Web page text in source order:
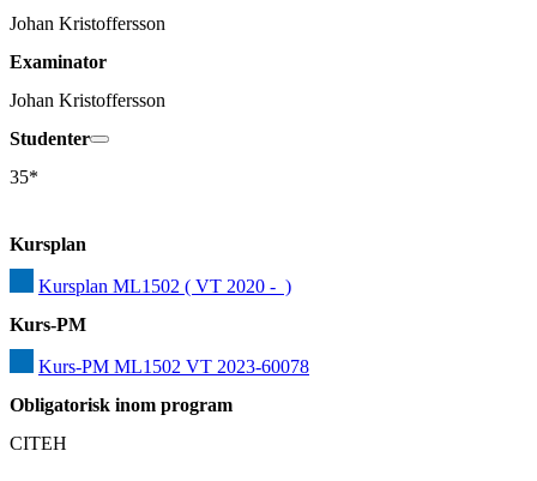
Johan Kristoffersson
Examinator
Johan Kristoffersson
Studenter
35*
Kursplan
Kursplan ML1502 ( VT 2020 -  )
Kurs-PM
Kurs-PM ML1502 VT 2023-60078
Obligatorisk inom program
CITEH